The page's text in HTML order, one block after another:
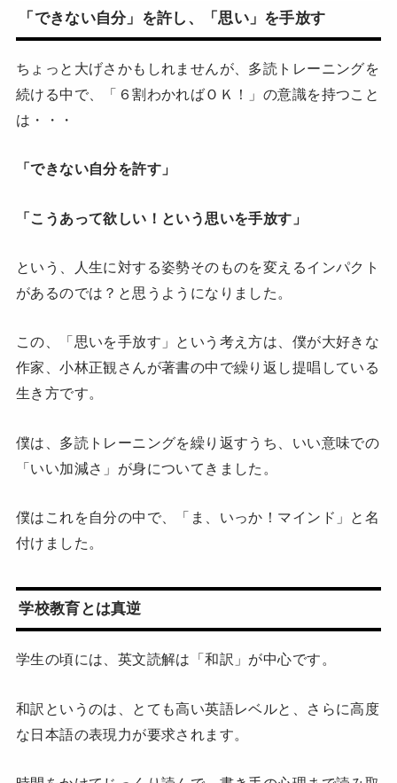
「できない自分」を許し、「思い」を手放す
ちょっと大げさかもしれませんが、多読トレーニングを
続ける中で、「６割わかればＯＫ！」の意識を持つこと
は・・・
「できない自分を許す」
「こうあって欲しい！という思いを手放す」
という、人生に対する姿勢そのものを変えるインパクト
があるのでは？と思うようになりました。
この、「思いを手放す」という考え方は、僕が大好きな
作家、小林正観さんが著書の中で繰り返し提唱している
生き方です。
僕は、多読トレーニングを繰り返すうち、いい意味での
「いい加減さ」が身についてきました。
僕はこれを自分の中で、「ま、いっか！マインド」と名
付けました。
学校教育とは真逆
学生の頃には、英文読解は「和訳」が中心です。
和訳というのは、とても高い英語レベルと、さらに高度
な日本語の表現力が要求されます。